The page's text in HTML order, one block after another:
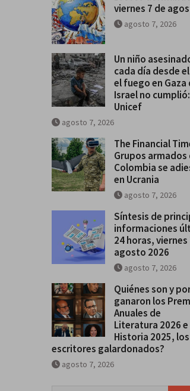
se salga de
Breves del
viernes 7 de
agosto 7, 2026
Un niño
cada día desde
el fuego en Gaza
Israel no cumplió:
Unicef
agosto 7, 2026
The Financial
Grupos armados
Colombia se
en Ucrania
agosto 7, 2026
Síntesis de
informaciones
24 horas, viernes
agosto 2026
agosto 7, 2026
Quiénes son y
ganaron los
Anuales de
Literatura 2026 e
Historia 2025, los
escritores galardonados?
agosto 7, 2026